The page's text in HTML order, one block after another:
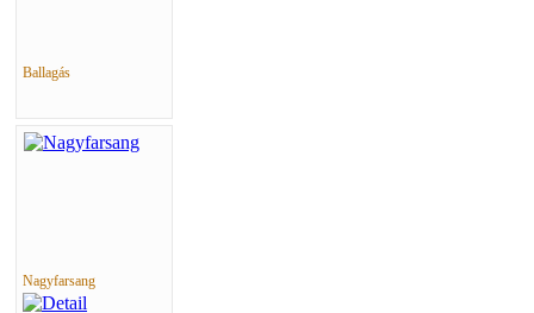
Ballagás
Nagyfarsang